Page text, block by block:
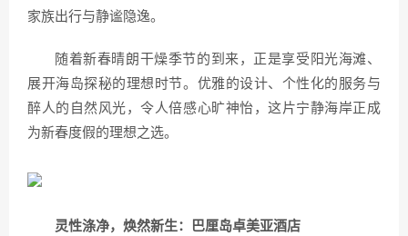
家族出行与静谧隐逸。
随着新春晴朗干燥季节的到来，正是享受阳光海滩、
展开海岛探秘的理想时节。优雅的设计、个性化的服务与
醉人的自然风光，令人倍感心旷神怡，这片宁静海岸正成
为新春度假的理想之选。
灵性涤净，焕然新生：巴厘岛卓美亚酒店